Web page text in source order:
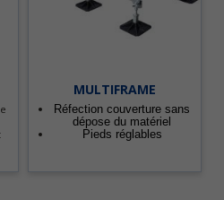
MULTIFRAME
Réfection couverture sans
dépose du matériel
Pieds réglables